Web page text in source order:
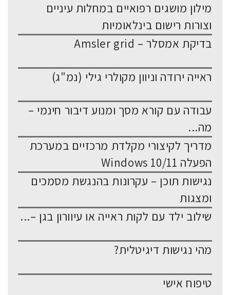
מילון מושגים רפואיים במחלות עיניים
וצורות רישום בינלאומיות
בדיקת אמסלר – Amsler grid
ראייה ירודה וניוון מקולרי גילי (נמ"ג)
עבודה עם קורא מסך ומנוע דיבור חינמי –
מה...
מדריך לקיצורי מקלדת מרכזיים במערכת
הפעלה Windows 10/11
נגישות תוכן – עקרונות בהנגשת מסמכים
ומצגות
שילוב ילד עם לקות ראייה או עיוורון בגן –...
מהי נגישות דיגיטלית?
טיפוח אישי